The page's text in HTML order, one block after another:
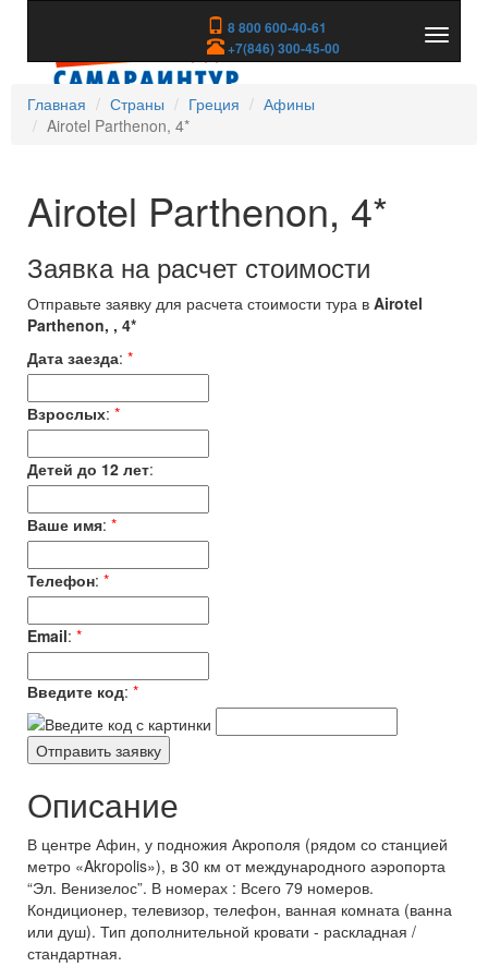
8 800 600-40-61
+7(846) 300-45-00
скрыть
Главная
Страны Греция
Афины
Airotel Parthenon, 4*
Airotel Parthenon, 4*
Заявка на расчет стоимости
Отправьте заявку для расчета стоимости тура в Airotel
Parthenon, , 4*
Дата заезда: *
Взрослых: *
Детей до 12 лет:
Ваше имя: *
Телефон: *
Email: *
Введите код: *
Описание
В центре Афин, у подножия Акрополя (рядом со станцией
метро «Akropolis»), в 30 км от международного аэропорта
“Эл. Венизелос”. В номерах : Всего 79 номеров.
Кондиционер, телевизор, телефон, ванная комната (ванна
или душ). Тип дополнительной кровати - раскладная /
стандартная.